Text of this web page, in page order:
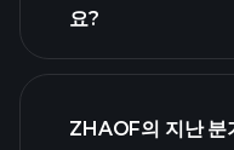
요?
ZHAOF의 지난 분